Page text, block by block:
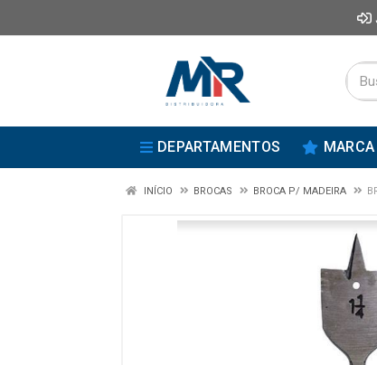
DEPARTAMENTOS
INÍCIO BROCAS BROCA P/ MADEIRA